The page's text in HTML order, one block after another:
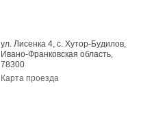
ул. Лисенка 4, с. Хутор-Будилов,
Ивано-Франковская область,
78300
Карта проезда